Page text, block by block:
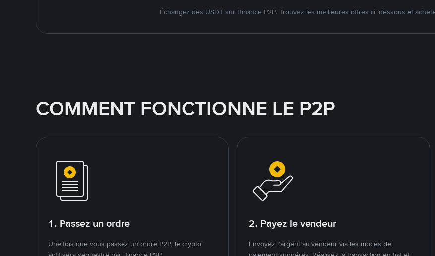
Échangez des USDT sur Binance P2P. Trouvez les meilleures offres ci-dessous et
COMMENT FONCTIONNE LE P2P
1. Passez un ordre
Une fois que vous passez un ordre P2P, le crypto-
2. Payez le vendeur
Envoyez l’argent au vendeur via les modes de